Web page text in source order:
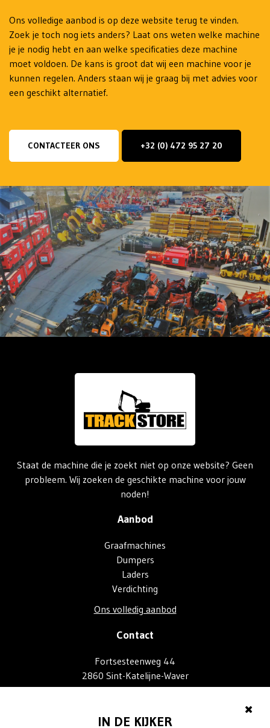
Ons volledige aanbod is op deze website terug te vinden.
Zoek je toch nog iets anders? Laat ons weten welke machine
je je nodig hebt en aan welke specificaties deze machine
moet voldoen. De kans is groot dat wij een machine voor je
kunnen regelen. Anders staan wij je graag bij met advies voor
een geschikt alternatief.
CONTACTEER ONS +32 (0) 472 95 27 20
Staat de machine die je zoekt niet op onze website? Geen
probleem. Wij zoeken de geschikte machine voor jouw
noden!
Aanbod
Graafmachines
Dumpers
Laders
Verdichting
Ons volledig aanbod
Contact
Fortsesteenweg 44
2860 Sint-Katelijne-Waver
info@trackstore.be
IN DE KIJKER